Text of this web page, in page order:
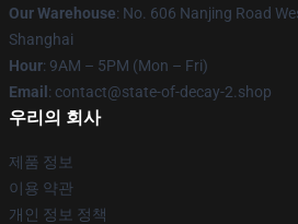
Our Warehouse: No. 606 Nanjing Road
Shanghai
Hour: 9AM – 5PM (Mon – Fri)
Email : contact@state-of-decay-2.shop
우리의 회사
제품 정보
이용 약관
개인 정보 정책